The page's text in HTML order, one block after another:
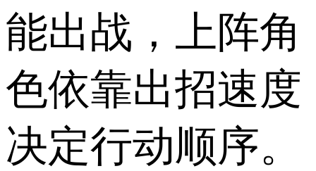
能出战，上阵角
色依靠出招速度
决定行动顺序。